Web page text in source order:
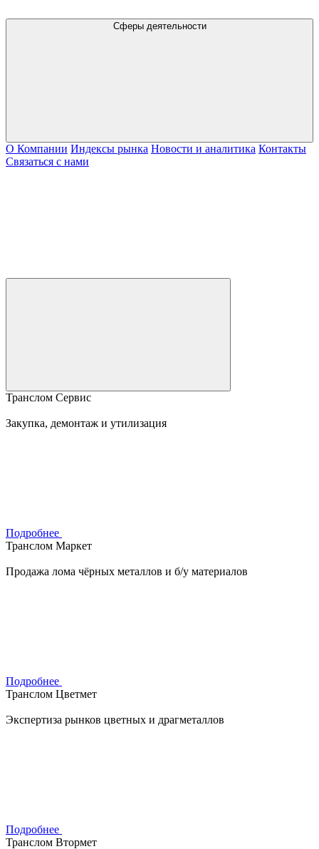
Сферы деятельности
О Компании Индексы рынка Новости и аналитика Контакты
Связаться с нами
Транслом Сервис
Закупка, демонтаж и утилизация
Подробнее
Транслом Маркет
Продажа лома чёрных металлов и б/у материалов
Подробнее
Транслом Цветмет
Экспертиза рынков цветных и драгметаллов
Подробнее
Транслом Втормет